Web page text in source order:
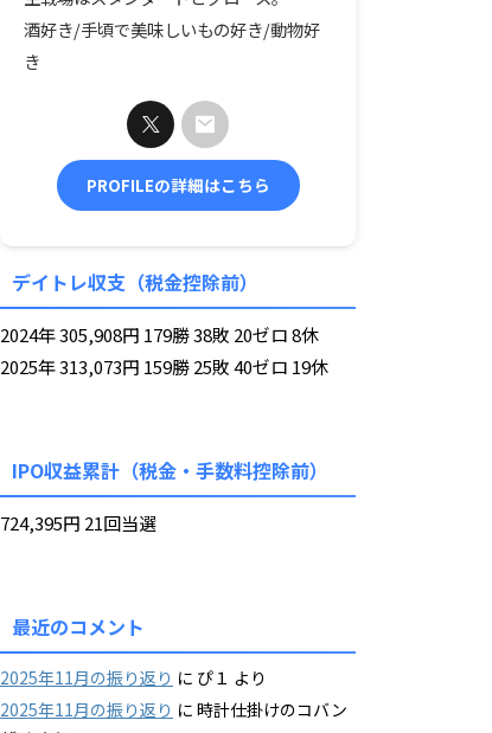
酒好き/手頃で美味しいもの好き/動物好
き
PROFILEの詳細はこちら
デイトレ収支（税金控除前）
2024年 305,908円 179勝 38敗 20ゼロ 8休
2025年 313,073円 159勝 25敗 40ゼロ 19休
IPO収益累計（税金・手数料控除前）
724,395円 21回当選
最近のコメント
2025年11月の振り返り に ぴ１ より
2025年11月の振り返り に 時計仕掛けのコバン